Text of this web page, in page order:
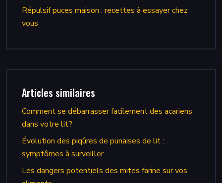
Répulsif puces maison : recettes à essayer chez
vous
Articles similaires
Comment se débarrasser facilement des acariens
dans votre lit?
Évolution des piqûres de punaises de lit :
symptômes à surveiller
Les dangers potentiels des mites farine sur vos